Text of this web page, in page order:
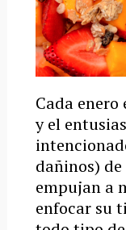
Cada
y el
dañinos)
empujan a
enfocar su